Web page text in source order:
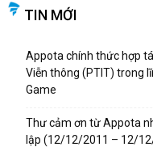
TIN MỚI
Appota chính thức hợp
Viễn thông (PTIT) trong
Game
Thư cảm ơn từ Appota
lập (12/12/2011 – 12/